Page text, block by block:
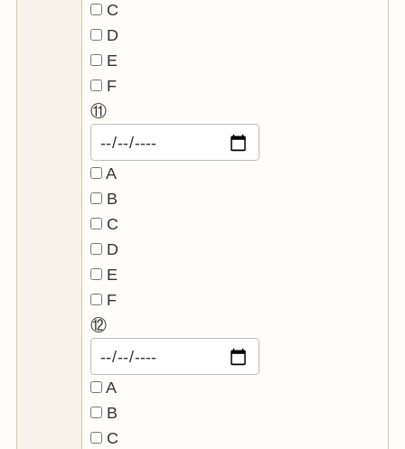
C
D
E
F
⑪
A
B
C
D
E
F
⑫
A
B
C